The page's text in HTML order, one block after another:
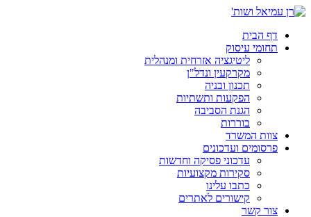
דף הבית
תחומי עיסוק
ליטיגציה אזרחית ומנהלית
מקרקעין ונדל"ן
תכנון ובניה
הפקעות ותשתיות
הגנת הסביבה
בוררות
צוות המשרד
פרסומים ועדכונים
עדכוני פסיקה וחדשות
סקירות מקצועיות
כתבו עלינו
קישורים לאתרים
צור קשר